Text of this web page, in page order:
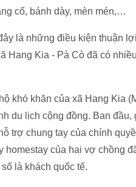
cố, bánh dày, mèn mén,…
là những điều kiện thuận
Hang Kia - Pà Cò đã có
khó khăn của xã Hang Kia
du lịch cộng đồng. Ban đầu,
trợ chung tay của chính
homestay của hai vợ chồng
là khách quốc tế.